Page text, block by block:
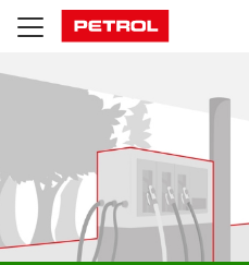
Prodajna
mjesta